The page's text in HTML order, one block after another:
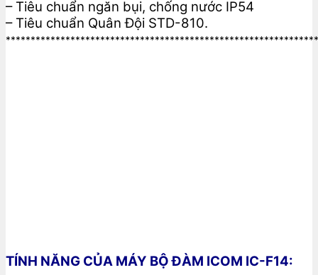
– Tiêu chuẩn ngăn bụi, chống nước IP54
– Tiêu chuẩn Quân Đội STD-810.
TÍNH NĂNG CỦA MÁY BỘ ĐÀM ICOM IC-F14: